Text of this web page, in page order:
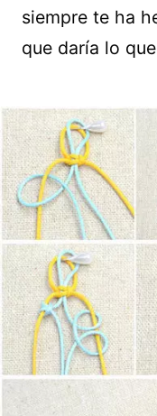
siempre te ha
que daría lo